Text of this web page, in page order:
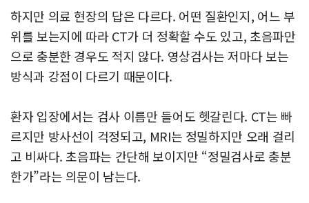
하지만 의료 현장의 답은 다르다. 어떤 질환인지, 어느 부
위를 보는지에 따라 CT가 더 정확할 수도 있고, 초음파만
으로 충분한 경우도 적지 않다. 영상검사는 저마다 보는
방식과 강점이 다르기 때문이다.
환자 입장에서는 검사 이름만 들어도 헷갈린다. CT는 빠
르지만 방사선이 걱정되고, MRI는 정밀하지만 오래 걸리
고 비싸다. 초음파는 간단해 보이지만 “정밀검사로 충분
한가”라는 의문이 남는다.